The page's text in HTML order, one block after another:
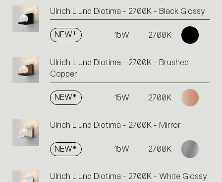
Ulrich L und Diotima - 2700K - Black Glossy
NEW* 15W 2700K
Ulrich L und Diotima - 2700K - Brushed
Copper
NEW* 15W 2700K
Ulrich L und Diotima - 2700K - Mirror
NEW* 15W 2700K
Ulrich L und Diotima - 2700K - White Glossy